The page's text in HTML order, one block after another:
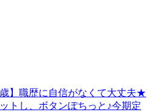
歳】職歴に自信がなくて大丈夫★
トし、ボタンぽちっと♪今期定